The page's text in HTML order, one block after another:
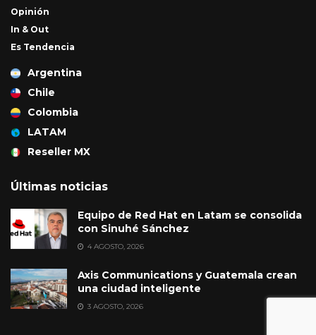
Opinión
In & Out
Es Tendencia
Argentina
Chile
Colombia
LATAM
Reseller MX
Últimas noticias
Equipo de Red Hat en Latam se consolida
con Sinuhé Sánchez
4 AGOSTO, 2026
Axis Communications y Guatemala crean
una ciudad inteligente
3 AGOSTO, 2026